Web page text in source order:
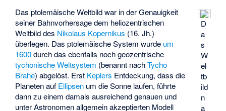
D
a
s
W
el
tb
ild
n
a
Das ptolemäische Weltbild war in der Genauigkeit
seiner Bahnvorhersage dem heliozentrischen
Weltbild des Nikolaus Kopernikus (16. Jh.)
überlegen. Das ptolemäische System wurde um
1600durch das ebenfalls noch geozentrische
tychonische Weltsystem (benannt nachTycho
Brahe) abgelöst. Erst Keplers Entdeckung, dass die
Planeten auf Ellipsen um die Sonne laufen, führte
dann zu einem damals ausreichend genauen und
unter Astronomen allgemein akzeptierten Modell